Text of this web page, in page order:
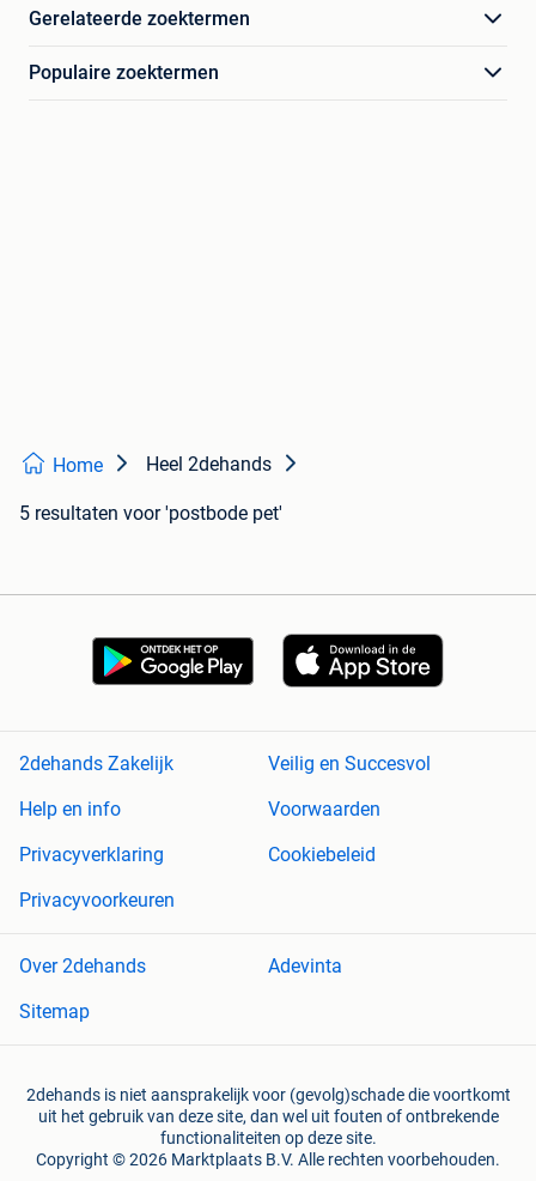
Gerelateerde zoektermen
Populaire zoektermen
Home Heel 2dehands
5 resultaten voor 'postbode pet'
2dehands Zakelijk
Veilig en Succesvol
Help en info
Voorwaarden
Privacyverklaring
Cookiebeleid
Privacyvoorkeuren
Over 2dehands
Adevinta
Sitemap
2dehands is niet aansprakelijk voor (gevolg)schade die voortkomt
uit het gebruik van deze site, dan wel uit fouten of ontbrekende
functionaliteiten op deze site.
Copyright © 2026 Marktplaats B.V. Alle rechten voorbehouden.